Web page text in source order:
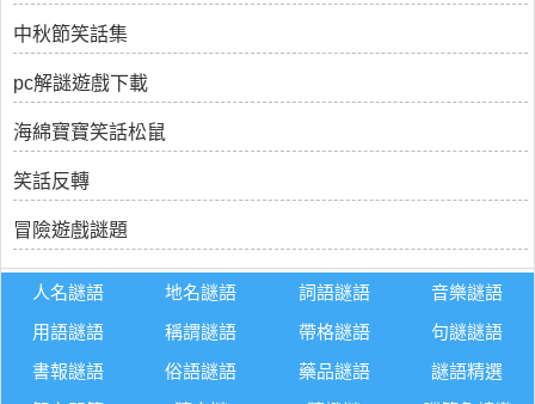
中秋節笑話集
pc解謎遊戲下載
海綿寶寶笑話松鼠
笑話反轉
冒險遊戲謎題
人名謎語 地名謎語 詞語謎語
音樂謎語
用語謎語
稱謂謎語 帶格謎語
句謎謎語
書報謎語
俗語謎語 藥品謎語
謎語精選